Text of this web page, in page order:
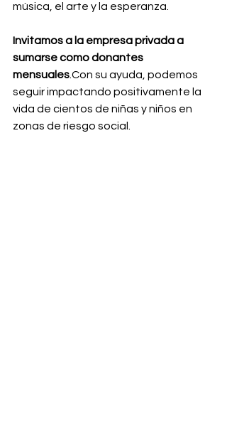
música, el arte y la esperanza.
Invitamos a la empresa privada a
sumarse como donantes
mensuales.Con su ayuda, podemos
seguir impactando positivamente la
vida de cientos de niñas y niños en
zonas de riesgo social.